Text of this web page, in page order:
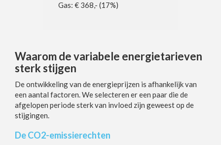
Gas: € 368,- (17%)
Waarom de variabele energietarieven
sterk stijgen
De ontwikkeling van de energieprijzen is afhankelijk van
een aantal factoren. We selecteren er een paar die de
afgelopen periode sterk van invloed zijn geweest op de
stijgingen.
De CO2-emissierechten